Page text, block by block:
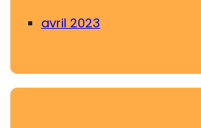
avril 2023